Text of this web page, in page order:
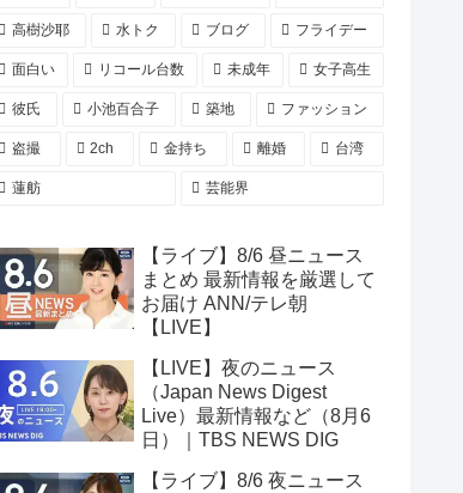
高樹沙耶 水トク ブログ フライデー
面白い リコール台数 未成年 女子高生
彼氏 小池百合子 築地 ファッション
盗撮 2ch 金持ち 離婚 台湾
蓮舫 芸能界
【ライブ】8/6 昼ニュース
まとめ 最新情報を厳選して
お届け ANN/テレ朝
【LIVE】
【LIVE】夜のニュース
（Japan News Digest
Live）最新情報など（8月6
日）｜TBS NEWS DIG
【ライブ】8/6 夜ニュース